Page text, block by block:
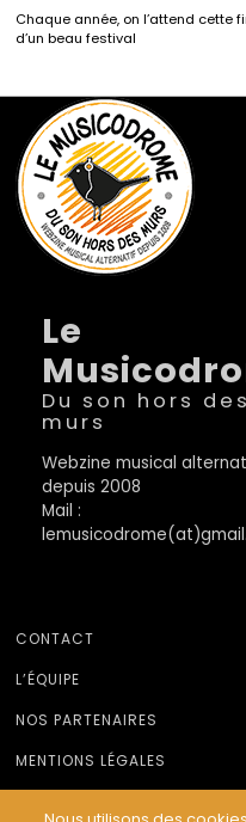
Chaque année, on l’attend cette
d’un beau festival
Le
Du son hors des
murs
Webzine musical
depuis 2008
Mail :
CONTACT
L’ÉQUIPE
NOS PARTENAIRES
MENTIONS LÉGALES